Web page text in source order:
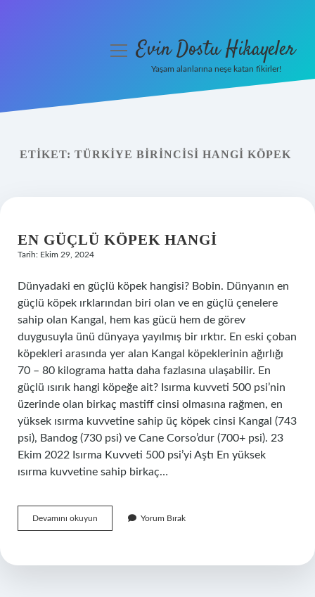
Yasal Uyarı
menüyüEvin Dostu Hikayeler
Yaşam alanlarına neşe katan fikirler!
ETIKET: TÜRKIYE BIRINCISI HANGI KÖPEK
EN GÜÇLÜ KÖPEK HANGI
Tarih: Ekim 29, 2024
Dünyadaki en güçlü köpek hangisi? Bobin. Dünyanın en
güçlü köpek ırklarından biri olan ve en güçlü çenelere
sahip olan Kangal, hem kas gücü hem de görev
duygusuyla ünü dünyaya yayılmış bir ırktır. En eski çoban
köpekleri arasında yer alan Kangal köpeklerinin ağırlığı
70 – 80 kilograma hatta daha fazlasına ulaşabilir. En
güçlü ısırık hangi köpeğe ait? Isırma kuvveti 500 psi’nin
üzerinde olan birkaç mastiff cinsi olmasına rağmen, en
yüksek ısırma kuvvetine sahip üç köpek cinsi Kangal (743
psi), Bandog (730 psi) ve Cane Corso’dur (700+ psi). 23
Ekim 2022 Isırma Kuvveti 500 psi’yi Aştı En yüksek
ısırma kuvvetine sahip birkaç…
Devamını okuyun
Güçlü
Yorum Bırak